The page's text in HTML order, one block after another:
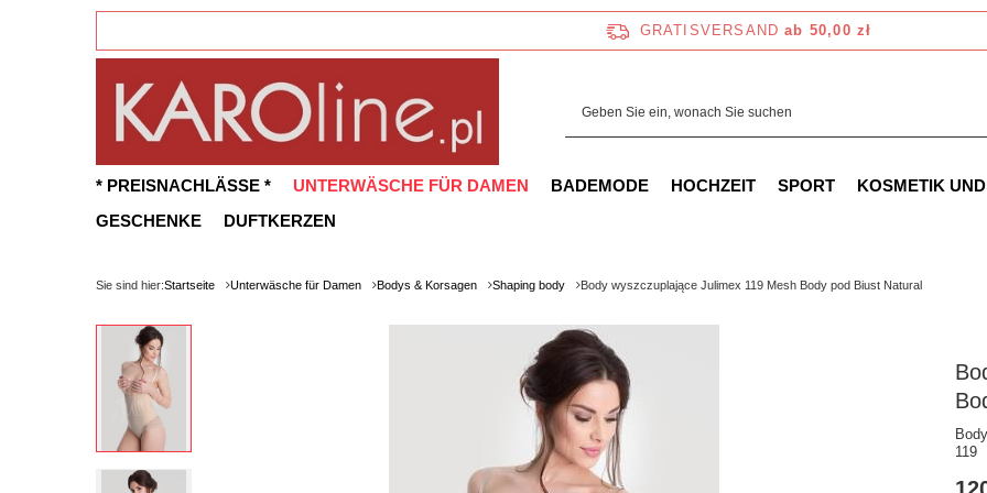
GRATISVERSAND ab 50,00 zł
* PREISNACHLÄSSE * UNTERWÄSCHE FÜR DAMEN BADEMODE HOCHZEIT SPORT
KOSMETIK
GESCHENKE
DUFTKERZEN
Sie sind hier:Startseite Unterwäsche für Damen Bodys & Korsagen Shaping body Body wyszczuplające Julimex 119 Mesh Body pod Biust Natural
119